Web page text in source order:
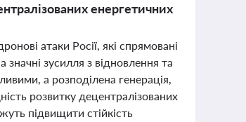
енергетичних
атаки Росії, які спрямовані
зусилля з відновлення та
а розподілена генерація,
розвитку децентралізованих
підвищити стійкість